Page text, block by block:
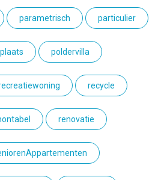
parametrisch particulier
poldervilla
recycle
renovatie